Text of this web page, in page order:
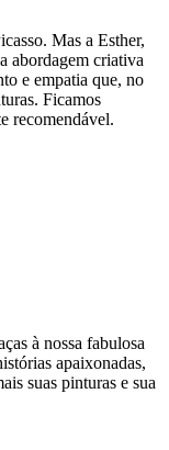
Mas a Esther,
abordagem criativa
e empatia que, no
Ficamos
recomendável.
à nossa fabulosa
apaixonadas,
suas pinturas e sua